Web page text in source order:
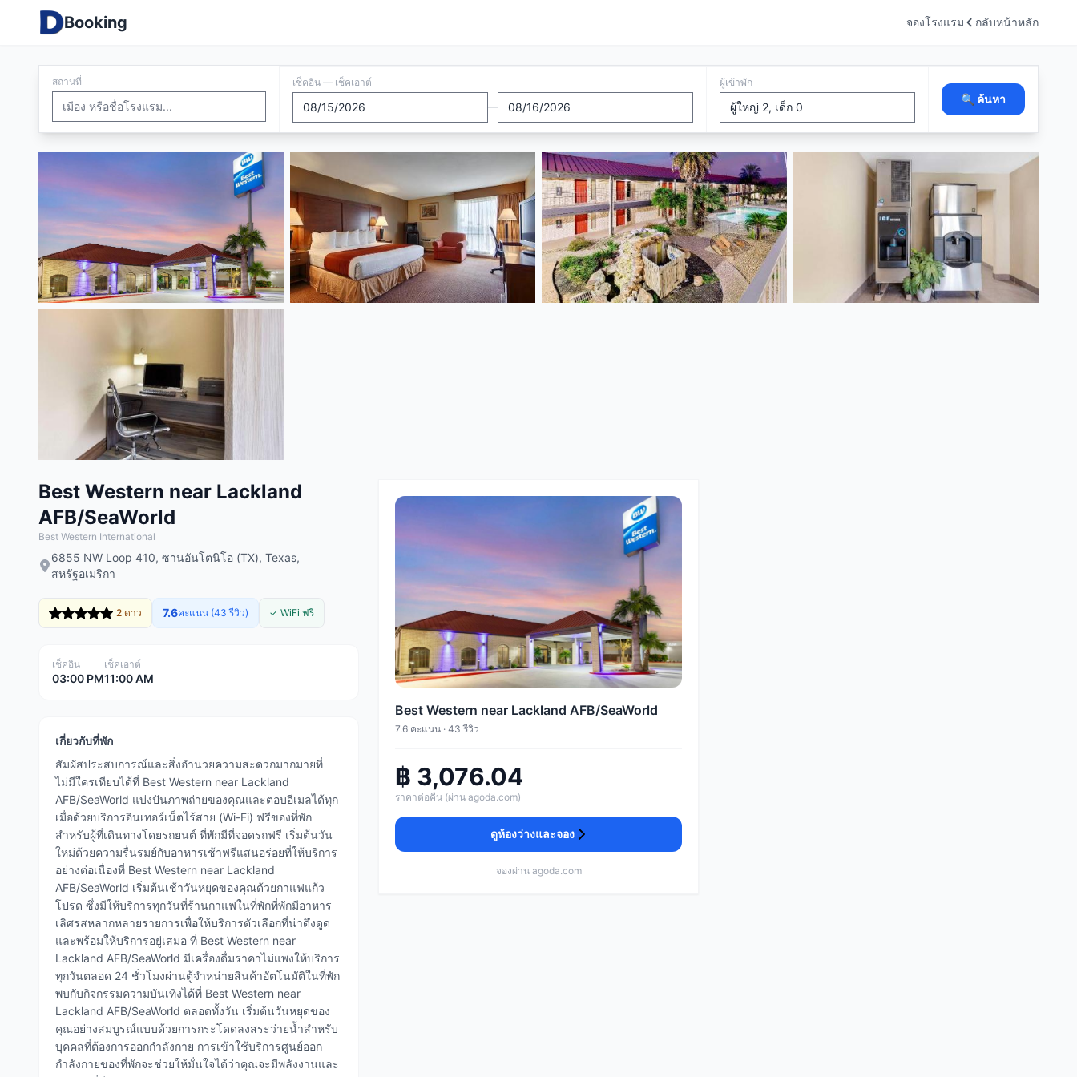
Booking จองโรงแรม กลับหน้าหลัก
สถานที่ เช็คอิน — เช็คเอาต์
—
ผู้เข้าพัก
🔍 ค้นหา
Best Western near Lackland
AFB/SeaWorld
Best Western International
6855 NW Loop 410, ซานอันโตนิโอ (TX), Texas,
สหรัฐอเมริกา
2 ดาว 7.6คะแนน (43 รีวิว) ✓ WiFi ฟรี
เช็คอิน
03:00 PM
เช็คเอาต์
11:00 AM
เกี่ยวกับที่พัก
สัมผัสประสบการณ์และสิ่งอำนวยความสะดวกมากมายที่
ไม่มีใครเทียบได้ที่ Best Western near Lackland
AFB/SeaWorld แบ่งปันภาพถ่ายของคุณและตอบอีเมลได้ทุก
เมื่อด้วยบริการอินเทอร์เน็ตไร้สาย (Wi-Fi) ฟรีของที่พัก
สำหรับผู้ที่เดินทางโดยรถยนต์ ที่พักมีที่จอดรถฟรี เริ่มต้นวัน
ใหม่ด้วยความรื่นรมย์กับอาหารเช้าฟรีแสนอร่อยที่ให้บริการ
อย่างต่อเนื่องที่ Best Western near Lackland
AFB/SeaWorld เริ่มต้นเช้าวันหยุดของคุณด้วยกาแฟแก้ว
โปรด ซึ่งมีให้บริการทุกวันที่ร้านกาแฟในที่พักที่พักมีอาหาร
เลิศรสหลากหลายรายการเพื่อให้บริการตัวเลือกที่น่าดึงดูด
และพร้อมให้บริการอยู่เสมอ ที่ Best Western near
Lackland AFB/SeaWorld มีเครื่องดื่มราคาไม่แพงให้บริการ
ทุกวันตลอด 24 ชั่วโมงผ่านตู้จำหน่ายสินค้าอัตโนมัติในที่พัก
พบกับกิจกรรมความบันเทิงได้ที่ Best Western near
Lackland AFB/SeaWorld ตลอดทั้งวัน เริ่มต้นวันหยุดของ
คุณอย่างสมบูรณ์แบบด้วยการกระโดดลงสระว่ายน้ำสำหรับ
บุคคลที่ต้องการออกกำลังกาย การเข้าใช้บริการศูนย์ออก
กำลังกายของที่พักจะช่วยให้มั่นใจได้ว่าคุณจะมีพลังงานและ
Best Western near Lackland AFB/SeaWorld
7.6 คะแนน · 43 รีวิว
฿ 3,076.04
ราคาต่อคืน (ผ่าน agoda.com)
ดูห้องว่างและจอง
จองผ่าน agoda.com